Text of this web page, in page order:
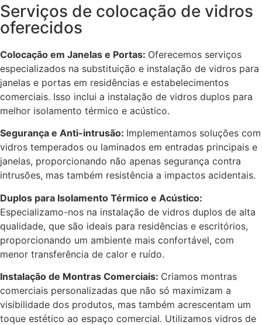
Serviços de colocação de vidros
oferecidos
Colocação em Janelas e Portas: Oferecemos serviços
especializados na substituição e instalação de vidros para
janelas e portas em residências e estabelecimentos
comerciais. Isso inclui a instalação de vidros duplos para
melhor isolamento térmico e acústico.
Segurança e Anti-intrusão: Implementamos soluções com
vidros temperados ou laminados em entradas principais e
janelas, proporcionando não apenas segurança contra
intrusões, mas também resistência a impactos acidentais.
Duplos para Isolamento Térmico e Acústico:
Especializamo-nos na instalação de vidros duplos de alta
qualidade, que são ideais para residências e escritórios,
proporcionando um ambiente mais confortável, com
menor transferência de calor e ruído.
Instalação de Montras Comerciais: Criamos montras
comerciais personalizadas que não só maximizam a
visibilidade dos produtos, mas também acrescentam um
toque estético ao espaço comercial. Utilizamos vidros de